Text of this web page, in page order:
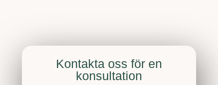
Kontakta oss för en
konsultation